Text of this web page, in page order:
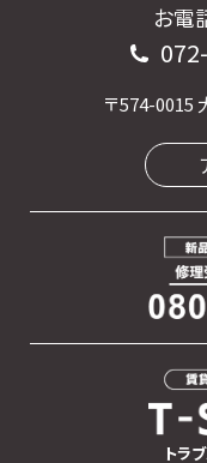
お電
〒574-0015
トラ